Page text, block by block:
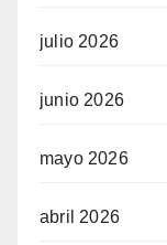
julio 2026
junio 2026
mayo 2026
abril 2026